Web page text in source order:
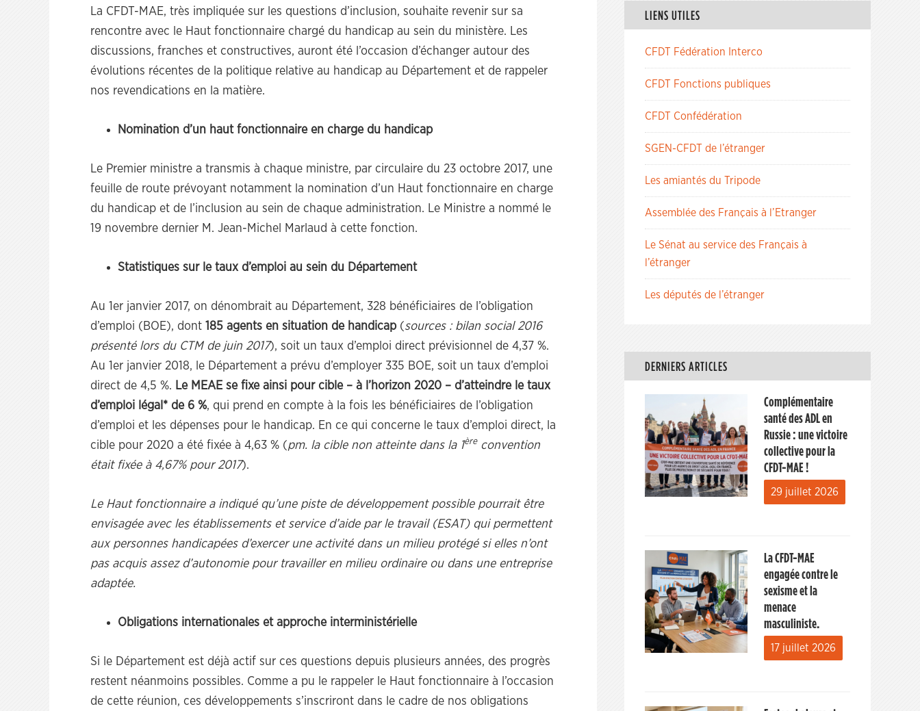
La CFDT-MAE, très impliquée sur les questions d’inclusion, souhaite revenir sur sa
rencontre avec le Haut fonctionnaire chargé du handicap au sein du ministère. Les
discussions, franches et constructives, auront été l’occasion d’échanger autour des
évolutions récentes de la politique relative au handicap au Département et de rappeler
nos revendications en la matière.
Nomination d’un haut fonctionnaire en charge du handicap
Le Premier ministre a transmis à chaque ministre, par circulaire du 23 octobre 2017, une
feuille de route prévoyant notamment la nomination d’un Haut fonctionnaire en charge
du handicap et de l’inclusion au sein de chaque administration. Le Ministre a nommé le
19 novembre dernier M. Jean-Michel Marlaud à cette fonction.
Statistiques sur le taux d’emploi au sein du Département
Au 1er janvier 2017, on dénombrait au Département, 328 bénéficiaires de l’obligation
d’emploi (BOE), dont 185 agents en situation de handicap(sources : bilan social 2016
présenté lors du CTM de juin 2017), soit un taux d’emploi direct prévisionnel de 4,37 %.
Au 1er janvier 2018, le Département a prévu d’employer 335 BOE, soit un taux d’emploi
direct de 4,5 %. Le MEAE se fixe ainsi pour cible – à l’horizon 2020 – d’atteindre le taux
d’emploi légal* de 6 %, qui prend en compte à la fois les bénéficiaires de l’obligation
d’emploi et les dépenses pour le handicap. En ce qui concerne le taux d’emploi direct, la
cible pour 2020 a été fixée à 4,63 % (pm. la cible non atteinte dans la 1èreconvention
était fixée à 4,67% pour 2017).
Le Haut fonctionnaire a indiqué qu’une piste de développement possible pourrait être
envisagée avec les établissements et service d’aide par le travail (ESAT) qui permettent
aux personnes handicapées d’exercer une activité dans un milieu protégé si elles n’ont
pas acquis assez d’autonomie pour travailler en milieu ordinaire ou dans une entreprise
adaptée.
Obligations internationales et approche interministérielle
Si le Département est déjà actif sur ces questions depuis plusieurs années, des progrès
restent néanmoins possibles. Comme a pu le rappeler le Haut fonctionnaire à l’occasion
de cette réunion, ces développements s’inscriront dans le cadre de nos obligations
LIENS UTILES
CFDT Fédération Interco
CFDT Fonctions publiques
CFDT Confédération
SGEN-CFDT de l’étranger
Les amiantés du Tripode
Assemblée des Français à l’Etranger
Le Sénat au service des Français à
l’étranger
Les députés de l’étranger
DERNIERS ARTICLES
Complémentaire
santé des ADL en
Russie : une victoire
collective pour la
CFDT-MAE !
29 juillet 2026
La CFDT-MAE
engagée contre le
sexisme et la
menace
masculiniste.
17 juillet 2026